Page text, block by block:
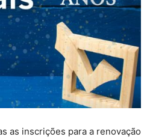
as inscrições para a renovação